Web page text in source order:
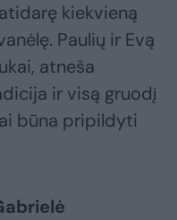
kiekvieną
Paulių ir Evą
atneša
ir visą gruodį
būna pripildyti